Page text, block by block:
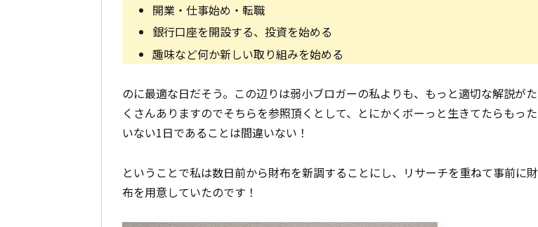
開業・仕事始め・転職
銀行口座を開設する、投資を始める
趣味など何か新しい取り組みを始める
のに最適な日だそう。この辺りは弱小ブロガーの私よりも、もっと適切な解説がた
くさんありますのでそちらを参照頂くとして、とにかくボーっと生きてたらもった
いない1日であることは間違いない！
ということで私は数日前から財布を新調することにし、リサーチを重ねて事前に財
布を用意していたのです！